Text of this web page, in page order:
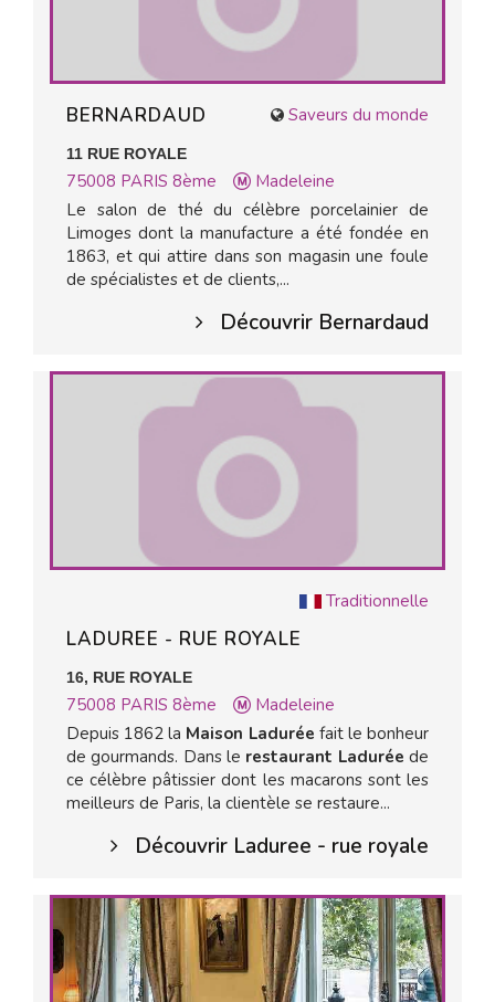
Saveurs du monde
BERNARDAUD
11 RUE ROYALE
75008 PARIS 8ème
Madeleine
Le salon de thé du célèbre porcelainier de
Limoges dont la manufacture a été fondée en
1863, et qui attire dans son magasin une foule
de spécialistes et de clients,...
Découvrir Bernardaud
Traditionnelle
LADUREE - RUE ROYALE
16, RUE ROYALE
75008 PARIS 8ème
Madeleine
Depuis 1862 la Maison Ladurée fait le bonheur
de gourmands. Dans le restaurant Ladurée de
ce célèbre pâtissier dont les macarons sont les
meilleurs de Paris, la clientèle se restaure...
Découvrir Laduree - rue royale